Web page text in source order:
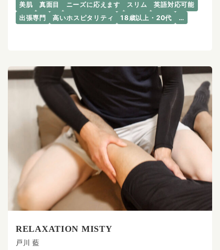
美肌 真面目 ニーズに応えます スリム
英語対応可能
出張専門
高いホスピタリティ 18歳以上・20代 …
RELAXATION MISTY
戸川 藍